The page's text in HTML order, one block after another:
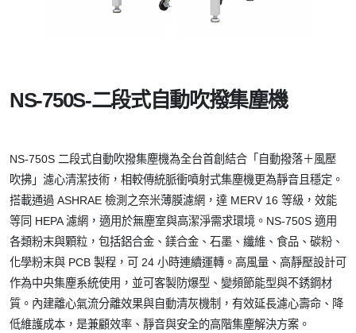
NS-750S-二段式自動吹撥集塵機
NS-750S 二段式自動吹撥集塵機為全台首創結合「自動撥落＋風壓
吹拂」濾心清潔技術，相較傳統脈衝噴射式集塵機更為靜音且穩定。
搭載通過 ASHRAE 檢測之奈米薄膜濾網，達 MERV 16 等級，效能
等同 HEPA 濾網，適用於無塵室與高潔淨需求環境。NS-750S 適用
各類粉末與顆粒，包括鋁合金、鎂合金、石墨、纖維、食品、碳粉、
化學粉末與 PCB 製程，可 24 小時連續運轉。高風量、高靜壓設計可
作為中央集塵系統使用，並可客製防爆型、變頻節能型與不銹鋼材
質。內建離心氣流分離效果與自動清灰機制，有效延長濾心壽命、降
低維護成本，是兼顧效率、靜音與安全的高階集塵解決方案。